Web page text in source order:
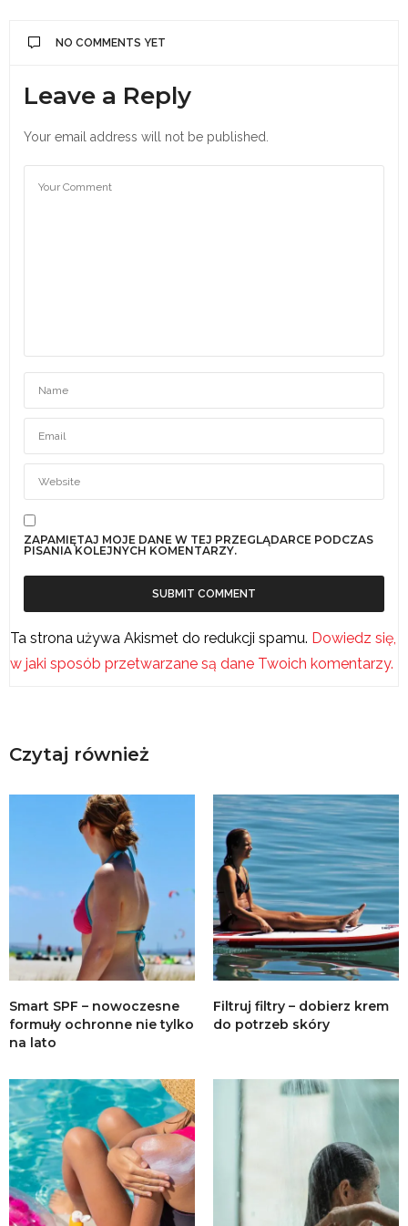
NO COMMENTS YET
Leave a Reply
Your email address will not be published.
ZAPAMIĘTAJ MOJE DANE W TEJ PRZEGLĄDARCE PODCZAS
PISANIA KOLEJNYCH KOMENTARZY.
Ta strona używa Akismet do redukcji spamu. Dowiedz się,
w jaki sposób przetwarzane są dane Twoich komentarzy.
Czytaj również
Smart SPF – nowoczesne
formuły ochronne nie tylko
na lato
Filtruj filtry – dobierz krem
do potrzeb skóry